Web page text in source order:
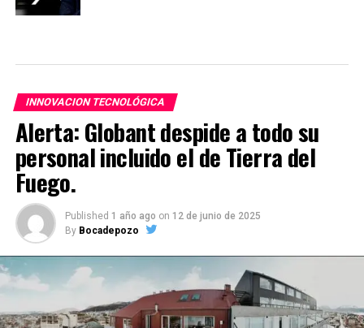
INNOVACION TECNOLÓGICA
Alerta: Globant despide a todo su
personal incluido el de Tierra del
Fuego.
Published 1 año ago on 12 de junio de 2025
By Bocadepozo